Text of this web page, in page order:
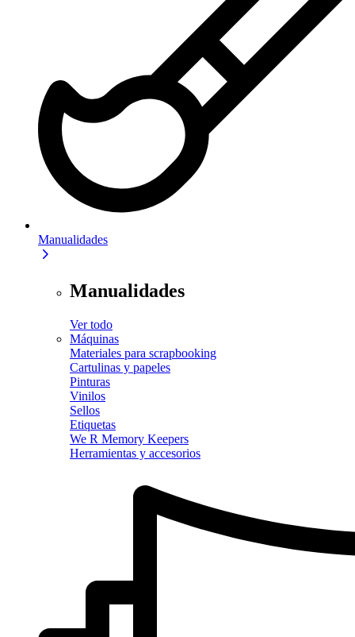
Manualidades
Manualidades
Ver todo
Máquinas
Materiales para scrapbooking
Cartulinas y papeles
Pinturas
Vinilos
Sellos
Etiquetas
We R Memory Keepers
Herramientas y accesorios